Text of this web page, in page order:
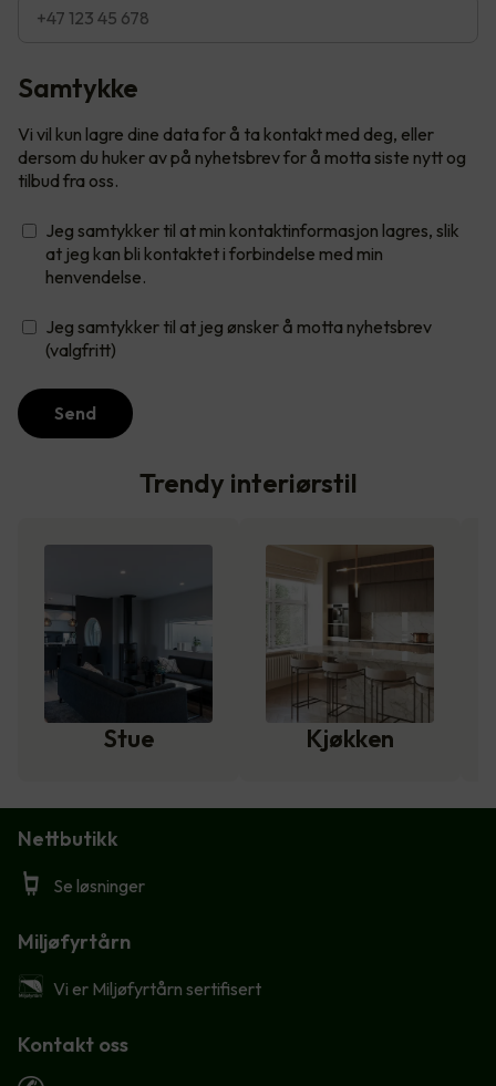
Samtykke
Vi vil kun lagre dine data for å ta kontakt med deg, eller
dersom du huker av på nyhetsbrev for å motta siste nytt og
tilbud fra oss.
Jeg samtykker til at min kontaktinformasjon lagres, slik
at jeg kan bli kontaktet i forbindelse med min
henvendelse.
Jeg samtykker til at jeg ønsker å motta nyhetsbrev
(valgfritt)
Send
Trendy interiørstil
Stue Kjøkken
Nettbutikk
Se løsninger
Miljøfyrtårn
Vi er Miljøfyrtårn sertifisert
Kontakt oss